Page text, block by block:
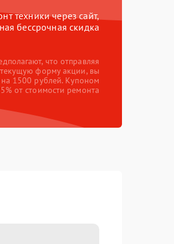
техники через сайт,
бессрочная скидка
что отправляя
текущую форму акции, вы
на 1500 рублей. Купоном
от стоимости ремонта